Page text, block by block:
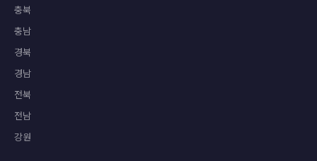
충북
충남
경북
경남
전북
전남
강원